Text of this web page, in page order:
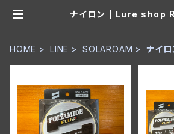
ナイロン | Lure shop
HOME LINE SOLAROAM ナイロ